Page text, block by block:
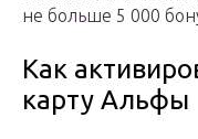
не больше 5 000
Как
карту Альфы